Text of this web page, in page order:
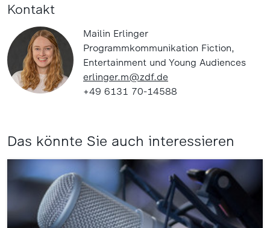
Kontakt
Mailin Erlinger
Programmkommunikation Fiction,
Entertainment und Young Audiences
erlinger.m@zdf.de
+49 6131 70-14588
Das könnte Sie auch interessieren